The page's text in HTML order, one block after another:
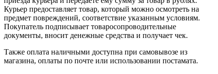
Курьер предоставляет товар, который можно осмотреть на
предмет повреждений, соответствие указанным условиям.
Покупатель подписывает товаросопроводительные
документы, вносит денежные средства и получает чек.
Также оплата наличными доступна при самовывозе из
магазина, оплаты по почте или использовании постамата.